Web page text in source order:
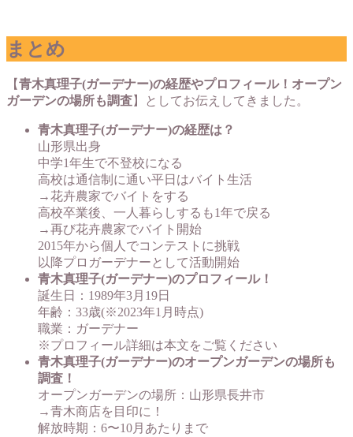
まとめ
【青木真理子(ガーデナー)の経歴やプロフィール！オープン
ガーデンの場所も調査】としてお伝えしてきました。
青木真理子(ガーデナー)の経歴は？
山形県出身
中学1年生で不登校になる
高校は通信制に通い平日はバイト生活
→花卉農家でバイトをする
高校卒業後、一人暮らしするも1年で戻る
→再び花卉農家でバイト開始
2015年から個人でコンテストに挑戦
以降プロガーデナーとして活動開始
青木真理子(ガーデナー)のプロフィール！
誕生日：1989年3月19日
年齢：33歳(※2023年1月時点)
職業：ガーデナー
※プロフィール詳細は本文をご覧ください
青木真理子(ガーデナー)のオープンガーデンの場所も
調査！
オープンガーデンの場所：山形県長井市
→青木商店を目印に！
解放時期：6〜10月あたりまで